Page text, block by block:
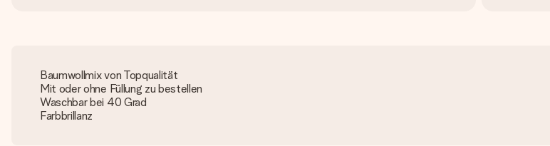
Baumwollmix von Topqualität
Mit oder ohne Füllung zu bestellen
Waschbar bei 40 Grad
Farbbrillanz